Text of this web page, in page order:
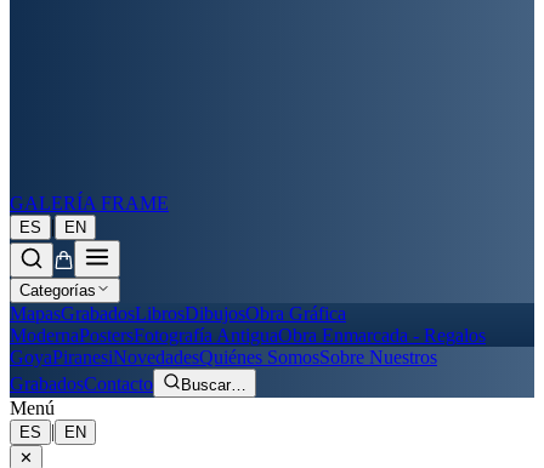
GALERÍA FRAME
ES | EN
Categorías
MapasGrabadosLibrosDibujosObra Gráfica
ModernaPostersFotografía AntiguaObra Enmarcada - Regalos
GoyaPiranesiNovedadesQuiénes SomosSobre Nuestros
GrabadosContacto Buscar…
Menú
ES |
EN
✕